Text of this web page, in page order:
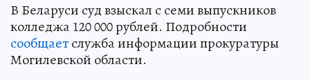
В Беларуси суд взыскал с семи выпускников
колледжа 120 000 рублей. Подробности
сообщаетслужба информации прокуратуры
Могилевской области.